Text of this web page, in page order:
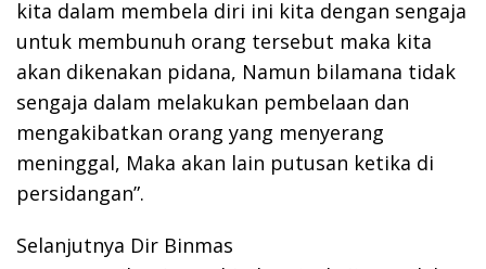
kita dalam membela diri ini kita dengan sengaja
untuk membunuh orang tersebut maka kita
akan dikenakan pidana, Namun bilamana tidak
sengaja dalam melakukan pembelaan dan
mengakibatkan orang yang menyerang
meninggal, Maka akan lain putusan ketika di
persidangan”.
Selanjutnya Dir Binmas